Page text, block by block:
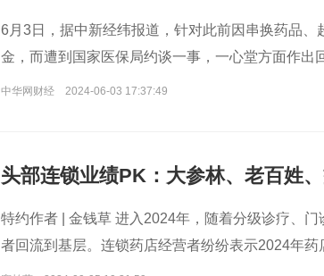
6月3日，据中新经纬报道，针对此前因串换药品、
金，而遭到国家医保局约谈一事，一心堂方面作出
中华网财经 2024-06-03 17:37:49
头部连锁业绩PK：大参林、老百姓
特约作者 | 金钱草 进入2024年，随着分级诊疗、
者回流到基层。连锁药店经营者纷纷表示2024年
营陷入困境